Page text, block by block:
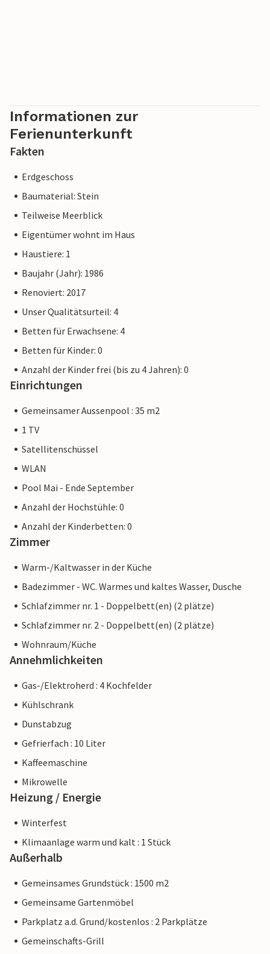
Informationen zur
Ferienunterkunft
Fakten
Erdgeschoss
Baumaterial: Stein
Teilweise Meerblick
Eigentümer wohnt im Haus
Haustiere: 1
Baujahr (Jahr): 1986
Renoviert: 2017
Unser Qualitätsurteil: 4
Betten für Erwachsene: 4
Betten für Kinder: 0
Anzahl der Kinder frei (bis zu 4 Jahren): 0
Einrichtungen
Gemeinsamer Aussenpool : 35 m2
1 TV
Satellitenschüssel
WLAN
Pool Mai - Ende September
Anzahl der Hochstühle: 0
Anzahl der Kinderbetten: 0
Zimmer
Warm-/Kaltwasser in der Küche
Badezimmer - WC. Warmes und kaltes Wasser, Dusche
Schlafzimmer nr. 1 - Doppelbett(en) (2 plätze)
Schlafzimmer nr. 2 - Doppelbett(en) (2 plätze)
Wohnraum/Küche
Annehmlichkeiten
Gas-/Elektroherd : 4 Kochfelder
Kühlschrank
Dunstabzug
Gefrierfach : 10 Liter
Kaffeemaschine
Mikrowelle
Heizung / Energie
Winterfest
Klimaanlage warm und kalt : 1 Stück
Außerhalb
Gemeinsames Grundstück : 1500 m2
Gemeinsame Gartenmöbel
Parkplatz a.d. Grund/kostenlos : 2 Parkplätze
Gemeinschafts-Grill